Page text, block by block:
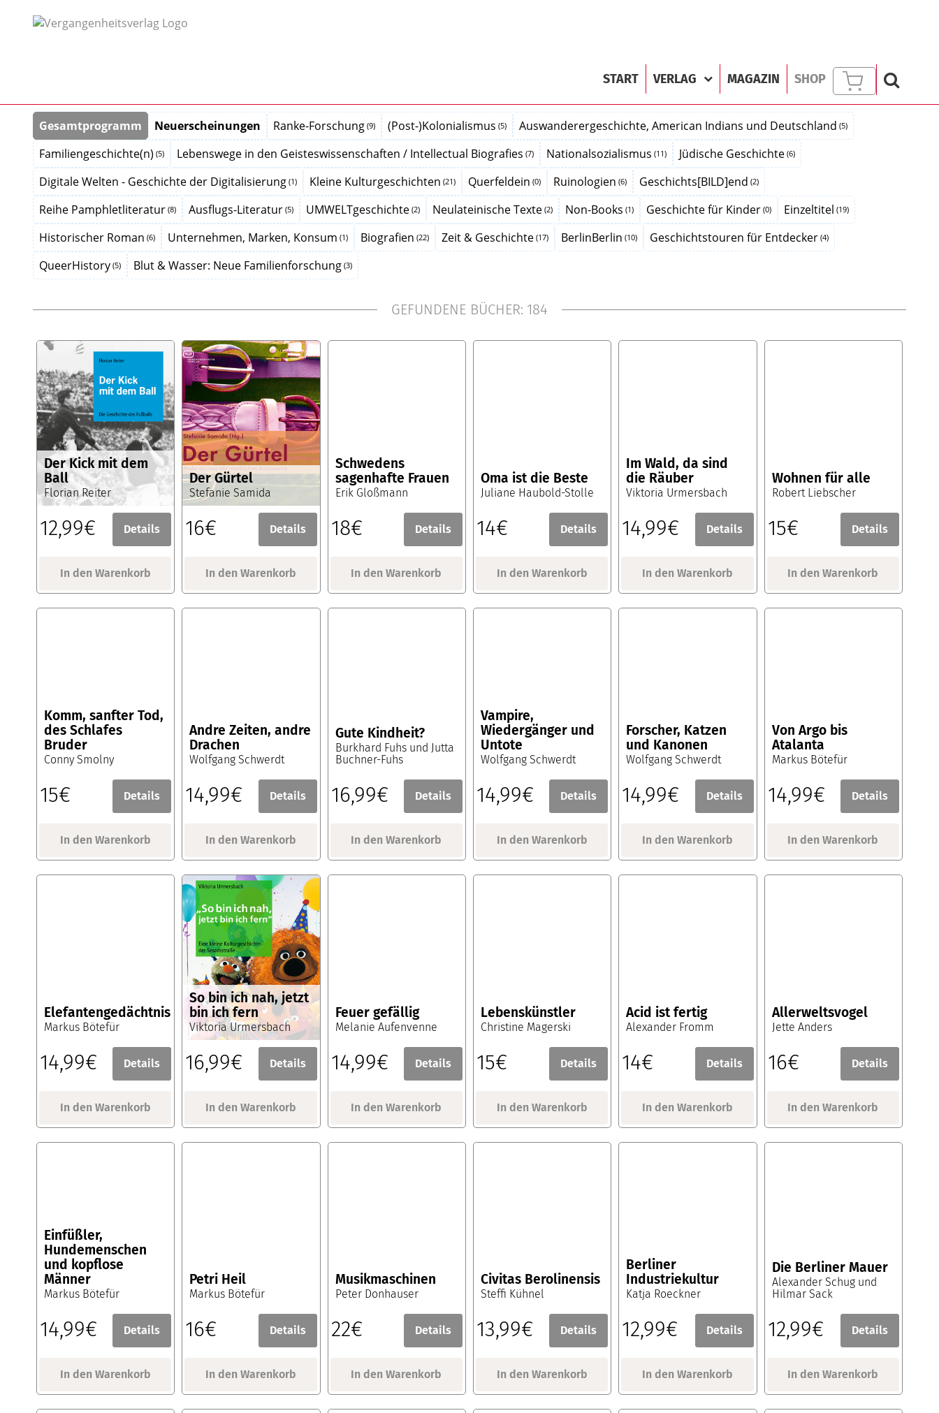
START VERLAG MAGAZIN SHOP
Gesamtprogramm Neuerscheinungen Ranke-Forschung (9) (Post-)Kolonialismus (5) Auswanderergeschichte, American Indians und Deutschland (5)
Familiengeschichte(n) (5) Lebenswege in den Geisteswissenschaften / Intellectual Biografies (7) Nationalsozialismus (11) Jüdische Geschichte (6)
Digitale Welten - Geschichte der Digitalisierung (1) Kleine Kulturgeschichten (21) Querfeldein (0) Ruinologien (6) Geschichts[BILD]end (2)
Reihe Pamphletliteratur (8) Ausflugs-Literatur (5) UMWELTgeschichte (2) Neulateinische Texte (2) Non-Books (1) Geschichte für Kinder (0) Einzeltitel (19)
Historischer Roman (6) Unternehmen, Marken, Konsum (1) Biografien (22) Zeit & Geschichte (17) BerlinBerlin (10) Geschichtstouren für Entdecker (4)
QueerHistory (5) Blut & Wasser: Neue Familienforschung (3)
GEFUNDENE BÜCHER: 184
Der Kick mit dem
Ball
Florian Reiter
12,99€ Details
In den Warenkorb
Der Gürtel
Stefanie Samida
16€ Details
In den Warenkorb
Schwedens
sagenhafte Frauen
Erik Gloßmann
18€ Details
In den Warenkorb
Oma ist die Beste
Juliane Haubold-Stolle
14€ Details
In den Warenkorb
Im Wald, da sind
die Räuber
Viktoria Urmersbach
14,99€ Details
In den Warenkorb
Wohnen für alle
Robert Liebscher
15€ Details
In den Warenkorb
Komm, sanfter Tod,
des Schlafes
Bruder
Conny Smolny
15€ Details
In den Warenkorb
Andre Zeiten, andre
Drachen
Wolfgang Schwerdt
14,99€ Details
In den Warenkorb
Gute Kindheit?
Burkhard Fuhs und Jutta
Buchner-Fuhs
16,99€ Details
In den Warenkorb
Vampire,
Wiedergänger und
Untote
Wolfgang Schwerdt
14,99€ Details
In den Warenkorb
Forscher, Katzen
und Kanonen
Wolfgang Schwerdt
14,99€ Details
In den Warenkorb
Von Argo bis
Atalanta
Markus Bötefür
14,99€ Details
In den Warenkorb
Elefantengedächtnis
Markus Bötefür
14,99€ Details
In den Warenkorb
So bin ich nah, jetzt
bin ich fern
Viktoria Urmersbach
16,99€ Details
In den Warenkorb
Feuer gefällig
Melanie Aufenvenne
14,99€ Details
In den Warenkorb
Lebenskünstler
Christine Magerski
15€ Details
In den Warenkorb
Acid ist fertig
Alexander Fromm
14€ Details
In den Warenkorb
Allerweltsvogel
Jette Anders
16€ Details
In den Warenkorb
Einfüßler,
Hundemenschen
und kopflose
Männer
Markus Bötefür
14,99€ Details
In den Warenkorb
Petri Heil
Markus Bötefür
16€ Details
In den Warenkorb
Musikmaschinen
Peter Donhauser
22€ Details
In den Warenkorb
Civitas Berolinensis
Steffi Kühnel
13,99€ Details
In den Warenkorb
Berliner
Industriekultur
Katja Roeckner
12,99€ Details
In den Warenkorb
Die Berliner Mauer
Alexander Schug und
Hilmar Sack
12,99€ Details
In den Warenkorb